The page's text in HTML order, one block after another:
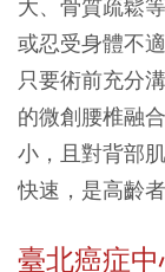
大、骨質疏鬆
或忍受身體不
只要術前充分
的微創腰椎融
小，且對背部
快速，是高齡
臺北癌症